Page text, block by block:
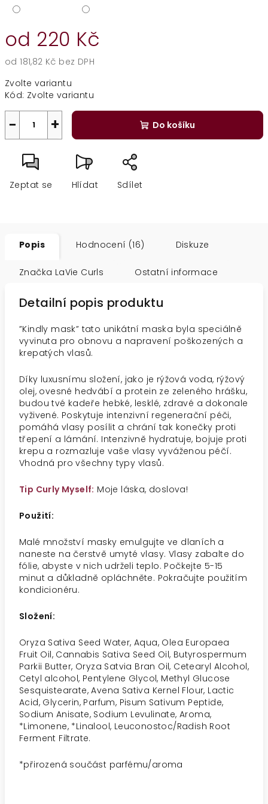
od 220 Kč
od181,82 Kč bez DPH
cena:
Zvolte variantu
Kód: Zvolte variantu
+
− Do košíku
Zeptat se Hlídat Sdílet
Popis Hodnocení (16) Diskuze
Značka LaVie Curls Ostatní informace
Detailní popis produktu
”Kindly mask” tato unikátní maska byla speciálně
vyvinuta pro obnovu a napravení poškozených a
krepatých vlasů.
Díky luxusnímu složení, jako je rýžová voda, rýžový
olej, ovesné hedvábí a protein ze zeleného hrášku,
budou tvé kadeře hebké, lesklé, zdravé a dokonale
vyživené. Poskytuje intenzivní regenerační péči,
pomáhá vlasy posílit a chrání tak konečky proti
třepení a lámání. Intenzivně hydratuje, bojuje proti
krepu a rozmazluje vaše vlasy vyváženou péčí.
Vhodná pro všechny typy vlasů.
Tip Curly Myself: Moje láska, doslova!
Použití:
Malé množství masky emulgujte ve dlaních a
naneste na čerstvě umyté vlasy. Vlasy zabalte do
fólie, abyste v nich udrželi teplo. Počkejte 5-15
minut a důkladně opláchněte. Pokračujte použitím
kondicionéru.
Složení:
Oryza Sativa Seed Water, Aqua, Olea Europaea
Fruit Oil, Cannabis Sativa Seed Oil, Butyrospermum
Parkii Butter, Oryza Satvia Bran Oil, Cetearyl Alcohol,
Cetyl alcohol, Pentylene Glycol, Methyl Glucose
Sesquistearate, Avena Sativa Kernel Flour, Lactic
Acid, Glycerin, Parfum, Pisum Sativum Peptide,
Sodium Anisate, Sodium Levulinate, Aroma,
*Limonene, *Linalool, Leuconostoc/Radish Root
Ferment Filtrate.
*přirozená součást parfému/aroma